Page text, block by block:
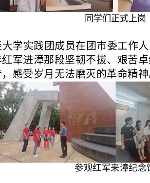
同学们正式上岗
大学实践团成员在团市委工作
军进漳那段坚韧不拔、艰苦
感受岁月无法磨灭的革命精
参观红军来漳纪念